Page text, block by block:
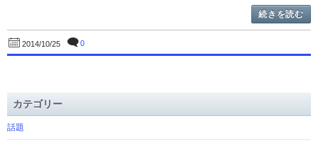
続きを読む
2014/10/25 0
カテゴリー
話題